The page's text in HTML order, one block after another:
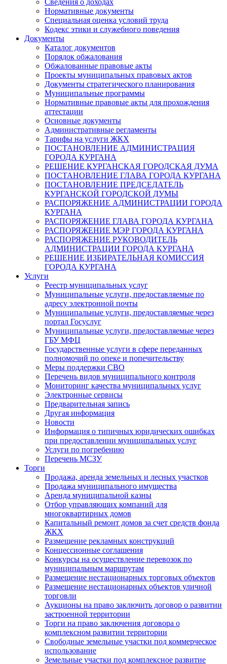
Сведения о доходах
Нормативные документы
Специальная оценка условий труда
Кодекс этики и служебного поведения
Документы
Каталог документов
Порядок обжалования
Обжалованные правовые акты
Проекты муниципальных правовых актов
Документы стратегического планирования
Муниципальные программы
Нормативные правовые акты для прохождения
аттестации
Основные документы
Административные регламенты
Тарифы на услуги ЖКХ
ПОСТАНОВЛЕНИЕ АДМИНИСТРАЦИЯ
ГОРОДА КУРГАНА
РЕШЕНИЕ КУРГАНСКАЯ ГОРОДСКАЯ ДУМА
ПОСТАНОВЛЕНИЕ ГЛАВА ГОРОДА КУРГАНА
ПОСТАНОВЛЕНИЕ ПРЕДСЕДАТЕЛЬ
КУРГАНСКОЙ ГОРОДСКОЙ ДУМЫ
РАСПОРЯЖЕНИЕ АДМИНИСТРАЦИИ ГОРОДА
КУРГАНА
РАСПОРЯЖЕНИЕ ГЛАВА ГОРОДА КУРГАНА
РАСПОРЯЖЕНИЕ МЭР ГОРОДА КУРГАНА
РАСПОРЯЖЕНИЕ РУКОВОДИТЕЛЬ
АДМИНИСТРАЦИИ ГОРОДА КУРГАНА
РЕШЕНИЕ ИЗБИРАТЕЛЬНАЯ КОМИССИЯ
ГОРОДА КУРГАНА
Услуги
Реестр муниципальных услуг
Муниципальные услуги, предоставляемые по
адресу электронной почты
Муниципальные услуги, предоставляемые через
портал Госуслуг
Муниципальные услуги, предоставляемые через
ГБУ МФЦ
Государственные услуги в сфере переданных
полномочий по опеке и попечительству
Меры поддержки СВО
Перечень видов муниципального контроля
Мониторинг качества муниципальных услуг
Электронные сервисы
Предварительная запись
Другая информация
Новости
Информация о типичных юридических ошибках
при предоставлении муниципальных услуг
Услуги по погребению
Перечень МСЗУ
Торги
Продажа, аренда земельных и лесных участков
Продажа муниципального имущества
Аренда муниципальной казны
Отбор управляющих компаний для
многоквартирных домов
Капитальный ремонт домов за счет средств фонда
ЖКХ
Размещение рекламных конструкций
Концессионные соглашения
Конкурсы на осуществление перевозок по
муниципальным маршрутам
Размещение нестационарных торговых объектов
Размещение нестационарных объектов уличной
торговли
Аукционы на право заключить договор о развитии
застроенной территории
Торги на право заключения договора о
комплексном развитии территории
Свободные земельные участки под коммерческое
использование
Земельные участки под комплексное развитие